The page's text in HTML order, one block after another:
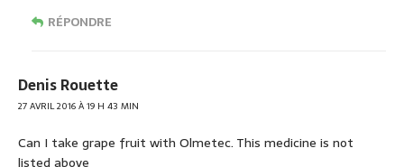
RÉPONDRE
Denis Rouette
27 AVRIL 2016 À 19 H 43 MIN
Can I take grape fruit with Olmetec. This medicine is not
listed above